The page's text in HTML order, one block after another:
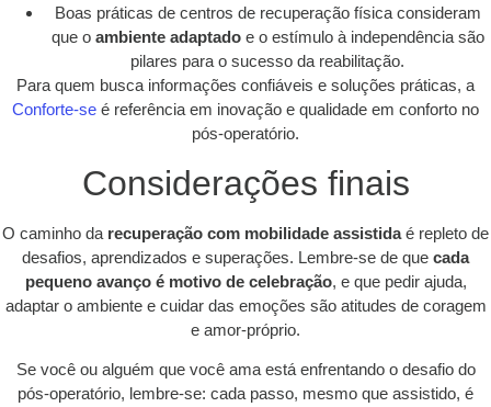
Boas práticas de centros de recuperação física consideram
que o ambiente adaptadoe o estímulo à independência são
pilares para o sucesso da reabilitação.
Para quem busca informações confiáveis e soluções práticas, a
Conforte-se é referência em inovação e qualidade em conforto no
pós-operatório.
Considerações finais
O caminho da recuperação com mobilidade assistidaé repleto de
desafios, aprendizados e superações. Lembre-se de que cada
pequeno avanço é motivo de celebração, e que pedir ajuda,
adaptar o ambiente e cuidar das emoções são atitudes de coragem
e amor-próprio.
Se você ou alguém que você ama está enfrentando o desafio do
pós-operatório, lembre-se: cada passo, mesmo que assistido, é